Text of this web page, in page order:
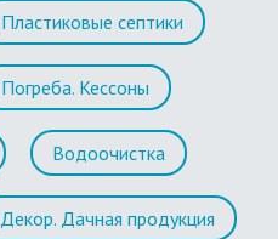
Пластиковые септики
Погреба. Кессоны
Водоочистка
Декор. Дачная продукция